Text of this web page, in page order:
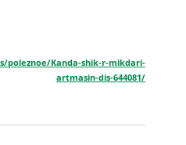
Kanda-shik-r-mikdari-
artmasin-dis-644081/